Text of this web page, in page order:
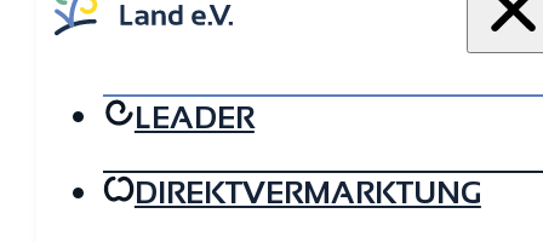
LEADER
DIREKTVERMARKTUNG